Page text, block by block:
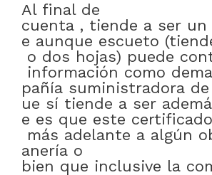
Al final de
cuenta , tiende a ser un
e aunque escueto
o dos hojas) puede
información como
pañía suministradora de
ue sí tiende a ser
e es que este certificado
más adelante a algún
anería o
bien que inclusive la